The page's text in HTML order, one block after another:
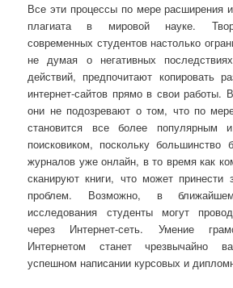
Все эти процессы по мере расширения
плагиата в мировой науке.
современных студентов настолько
не думая о негативных
действий, предпочитают копировать
интернет-сайтов прямо в свои
они не подозревают о том, что по
становится все более популярным и
поисковиком, поскольку большинство
журналов уже онлайн, в то время как
сканируют книги, что может принести
проблем. Возможно, в
исследования студенты могут
через Интернет-сеть. Умение
Интернетом станет чрезвычайно
успешном написании курсовых и